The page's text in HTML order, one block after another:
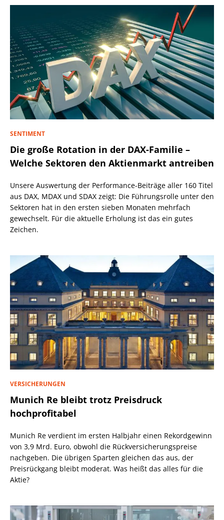
SENTIMENT
Die große Rotation in der DAX-Familie –
Welche Sektoren den Aktienmarkt antreiben
Unsere Auswertung der Performance-Beiträge aller 160 Titel
aus DAX, MDAX und SDAX zeigt: Die Führungsrolle unter den
Sektoren hat in den ersten sieben Monaten mehrfach
gewechselt. Für die aktuelle Erholung ist das ein gutes
Zeichen.
VERSICHERUNGEN
Munich Re bleibt trotz Preisdruck
hochprofitabel
Munich Re verdient im ersten Halbjahr einen Rekordgewinn
von 3,9 Mrd. Euro, obwohl die Rückversicherungspreise
nachgeben. Die übrigen Sparten gleichen das aus, der
Preisrückgang bleibt moderat. Was heißt das alles für die
Aktie?